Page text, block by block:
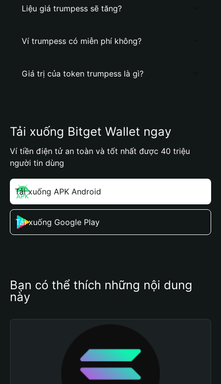
Liệu giá trumpess sẽ tăng?
Ví trumpess có miễn phí không?
Giá trị của token trumpess là gì?
Tải xuống Bitget Wallet ngay
Ví tiền điện tử an toàn và tốt nhất được 40 triệu
người tin dùng
Tải xuống APK Android
Tải xuống Google Play
Bạn có thể thích những nội dung
này